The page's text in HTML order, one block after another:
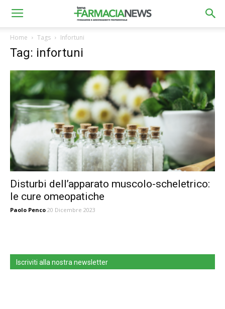
Home Tags Infortuni
Tag: infortuni
Disturbi dell’apparato muscolo-scheletrico:
le cure omeopatiche
Paolo Penco 20 Dicembre 2023
Iscriviti alla nostra newsletter